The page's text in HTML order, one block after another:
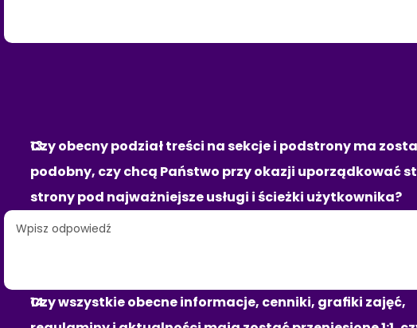
Czy obecny podział treści na sekcje i podstrony ma
podobny, czy chcą Państwo przy okazji uporządkować
strony pod najważniejsze usługi i ścieżki użytkownika?
Czy wszystkie obecne informacje, cenniki, grafiki zajęć,